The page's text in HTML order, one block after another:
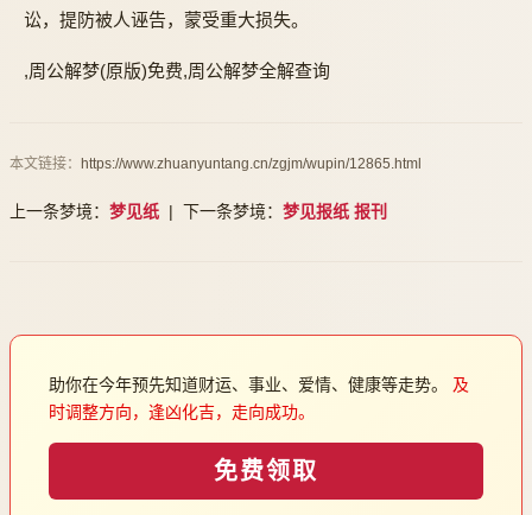
讼，提防被人诬告，蒙受重大损失。
,周公解梦(原版)免费,周公解梦全解查询
本文链接： https://www.zhuanyuntang.cn/zgjm/wupin/12865.html
上一条梦境： 梦见纸 | 下一条梦境： 梦见报纸 报刊
助你在今年预先知道财运、事业、爱情、健康等走势。 及
时调整方向，逢凶化吉，走向成功。
免费领取